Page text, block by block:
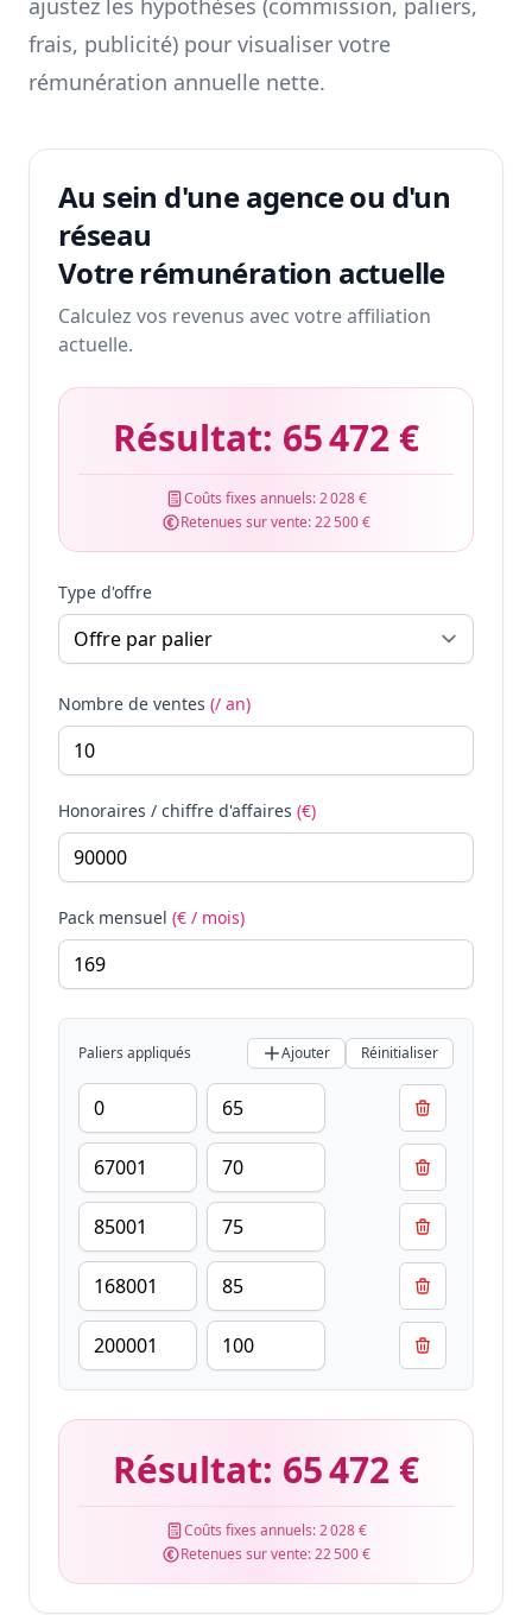
ajustez les hypothèses (commission, paliers,
frais, publicité) pour visualiser votre
rémunération annuelle nette.
Au sein d'une agence ou d'un
réseau
Votre rémunération actuelle
Calculez vos revenus avec votre affiliation
actuelle.
Résultat: 65 472 €
Coûts fixes annuels:2 028 €
Retenues sur vente:22 500 €
Type d'offre
Nombre de ventes (/ an)
Honoraires / chiffre d'affaires (€)
Pack mensuel (€ / mois)
Paliers appliqués Ajouter Réinitialiser
Résultat: 65 472 €
Coûts fixes annuels:2 028 €
Retenues sur vente:22 500 €